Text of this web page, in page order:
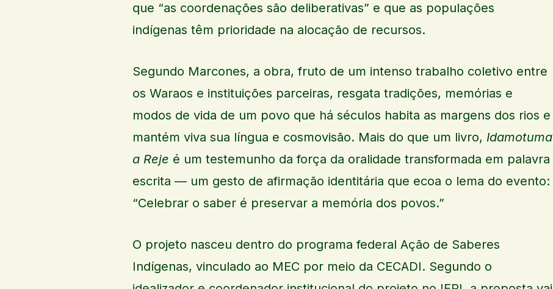
que “as coordenações são deliberativas” e que as populações
indígenas têm prioridade na alocação de recursos.
Segundo Marcones, a obra, fruto de um intenso trabalho coletivo entre
os Waraos e instituições parceiras, resgata tradições, memórias e
modos de vida de um povo que há séculos habita as margens dos rios e
mantém viva sua língua e cosmovisão. Mais do que um livro, Idamotuma
a Reje é um testemunho da força da oralidade transformada em palavra
escrita — um gesto de afirmação identitária que ecoa o lema do evento:
“Celebrar o saber é preservar a memória dos povos.”
O projeto nasceu dentro do programa federal Ação de Saberes
Indígenas, vinculado ao MEC por meio da CECADI. Segundo o